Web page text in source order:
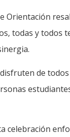
Orientación
todas y todos
de
celebración